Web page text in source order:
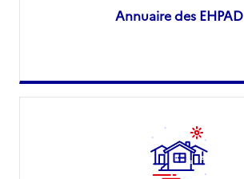
Annuaire des EHPAD